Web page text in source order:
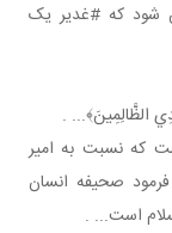
شود که #غدیر یک
الظَّالِمِينَ﴾... .
که نسبت به امیر
فرمود صحیفه انسان
است... .